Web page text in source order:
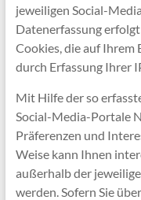
jeweiligen Social-
Datenerfassung
Cookies, die auf Ihrem
durch Erfassung Ihrer
Mit Hilfe der so
Social-Media-Portale
Präferenzen und
Weise kann Ihnen
außerhalb der
werden. Sofern Sie